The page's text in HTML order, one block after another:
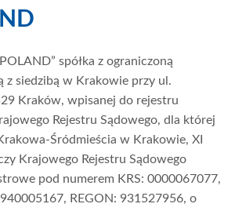
spółka z ograniczoną
z siedzibą w Krakowie przy ul.
Kraków, wpisanej do rejestru
Rejestru Sądowego, dla której
Śródmieścia w Krakowie, XI
Krajowego Rejestru Sądowego
pod numerem KRS: 0000067077,
REGON: 931527956, o